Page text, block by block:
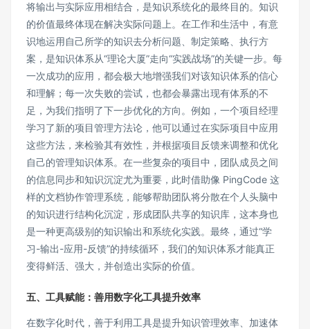
将输出与实际应用相结合，是知识系统化的最终目的。知识
的价值最终体现在解决实际问题上。在工作和生活中，有意
识地运用自己所学的知识去分析问题、制定策略、执行方
案，是知识体系从“理论大厦”走向“实践战场”的关键一步。每
一次成功的应用，都会极大地增强我们对该知识体系的信心
和理解；每一次失败的尝试，也都会暴露出现有体系的不
足，为我们指明了下一步优化的方向。例如，一个项目经理
学习了新的项目管理方法论，他可以通过在实际项目中应用
这些方法，来检验其有效性，并根据项目反馈来调整和优化
自己的管理知识体系。在一些复杂的项目中，团队成员之间
的信息同步和知识沉淀尤为重要，此时借助像 PingCode 这
样的文档协作管理系统，能够帮助团队将分散在个人头脑中
的知识进行结构化沉淀，形成团队共享的知识库，这本身也
是一种更高级别的知识输出和系统化实践。最终，通过“学
习-输出-应用-反馈”的持续循环，我们的知识体系才能真正
变得鲜活、强大，并创造出实际的价值。
五、工具赋能：善用数字化工具提升效率
在数字化时代，善于利用工具是提升知识管理效率、加速体